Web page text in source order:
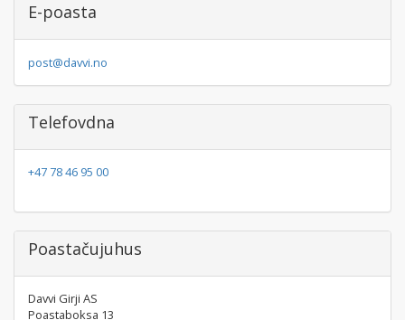
E-poasta
post@davvi.no
Telefovdna
+47 78 46 95 00
Poastačujuhus
Davvi Girji AS
Poastaboksa 13